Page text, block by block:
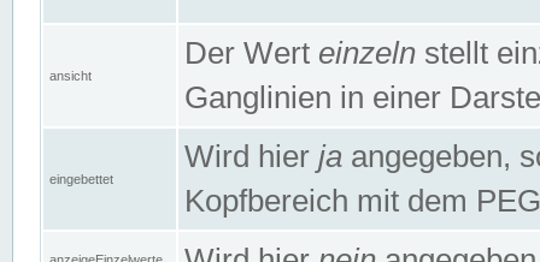
ansicht
Der Wert einzeln stellt
Ganglinien in einer
eingebettet
Wird hier ja angegeben,
Kopfbereich mit dem